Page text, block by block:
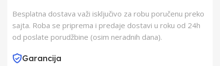
Besplatna dostava važi isključivo za robu poručenu preko
sajta. Roba se priprema i predaje dostavi u roku od 24h
od poslate porudžbine (osim neradnih dana).
Garancija